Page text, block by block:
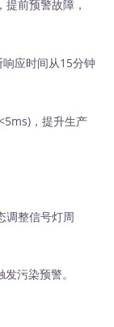
提前预警故障，
应时间从15分钟
，提升生产
调整信号灯周
污染预警。